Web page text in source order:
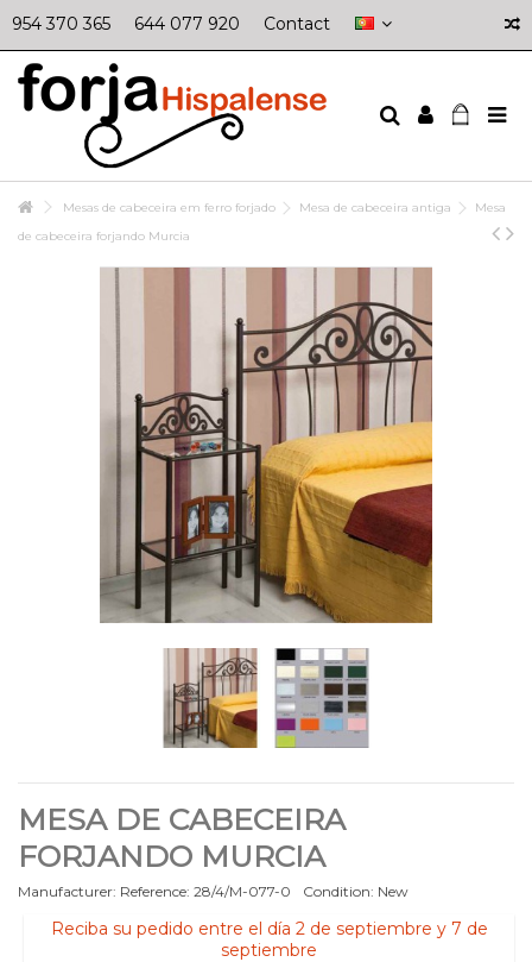
954 370 365 644 077 920 Contact
Mesas de cabeceira em ferro forjado Mesa de cabeceira antiga
Mesa
de cabeceira forjando Murcia
MESA DE CABECEIRA
FORJANDO MURCIA
Manufacturer: Reference: 28/4/M-077-0 Condition: New
Reciba su pedido entre el día 2 de septiembre y 7 de
septiembre